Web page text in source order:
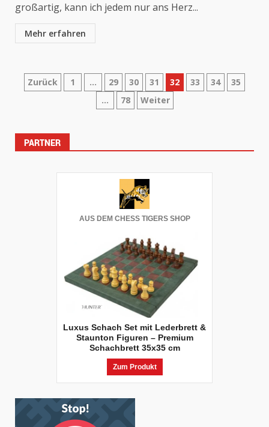
großartig, kann ich jedem nur ans Herz...
Mehr erfahren
Seitennummerierung
Beiträge
Zurück 1 … 29 30 31 32 33 34
35
…
78 Weiter
PARTNER
AUS DEM CHESS TIGERS SHOP
Luxus Schach Set mit Lederbrett &
Staunton Figuren – Premium
Schachbrett 35x35 cm
Zum Produkt